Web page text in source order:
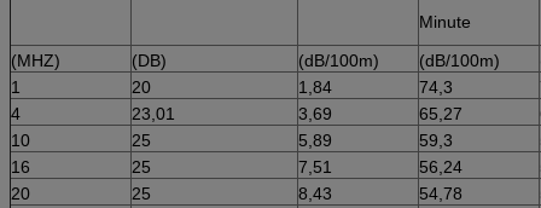
Minute
(MHZ) (DB) (dB/100m) (dB/100m)
1
20 1,84 74,3
4
23,01 3,69 65,27
10
25 5,89 59,3
16
25 7,51 56,24
20
25 8,43 54,78